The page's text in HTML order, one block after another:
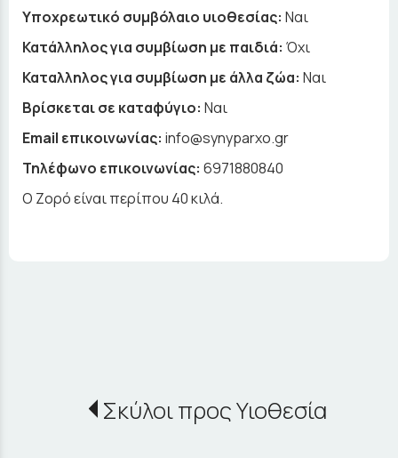
Υποχρεωτικό συμβόλαιο υιοθεσίας: Ναι
Κατάλληλος για συμβίωση με παιδιά: Όχι
Καταλληλος για συμβίωση με άλλα ζώα: Ναι
Βρίσκεται σε καταφύγιο: Ναι
Email επικοινωνίας: info@synyparxo.gr
Τηλέφωνο επικοινωνίας: 6971880840
Ο Ζορό είναι περίπου 40 κιλά.
Σκύλοι προς Υιοθεσία